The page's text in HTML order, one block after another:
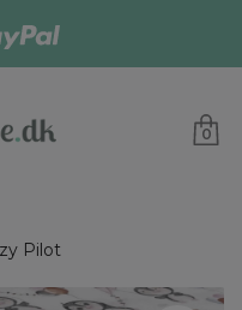
0
Pilot